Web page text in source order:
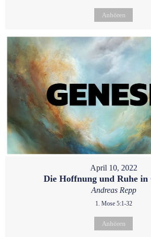
Anhören
April 10, 2022
Die Hoffnung und Ruhe in
Andreas Repp
1. Mose 5:1-32
Anhören